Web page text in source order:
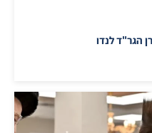
הגר"ד לנדו